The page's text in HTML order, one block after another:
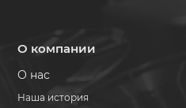
О компании
О нас
Наша история